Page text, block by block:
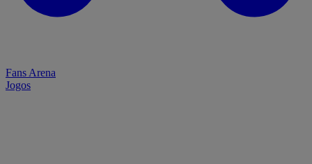
Fans Arena
Jogos